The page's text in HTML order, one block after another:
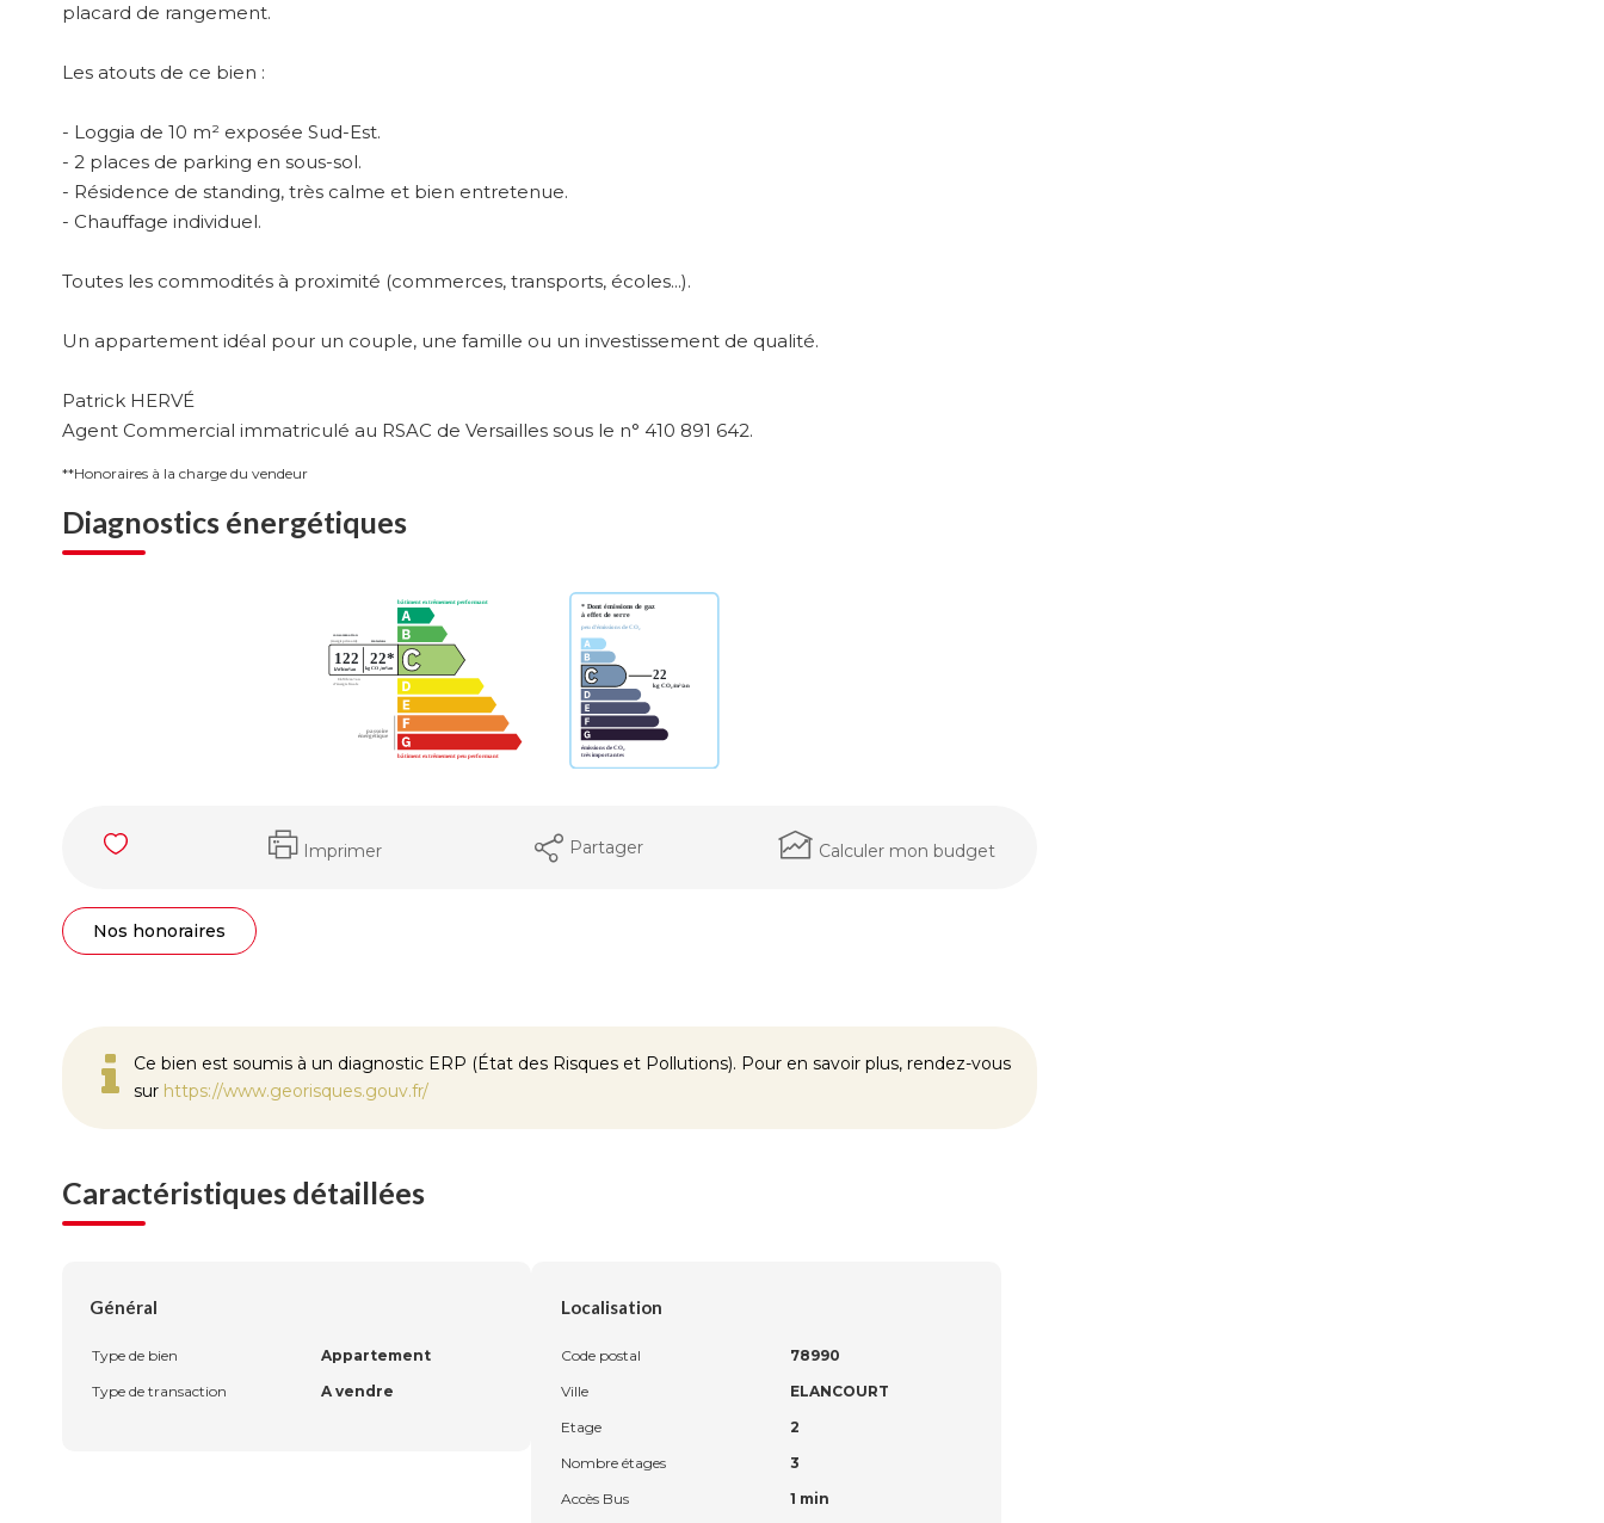
placard de rangement.
Les atouts de ce bien :
- Loggia de 10 m² exposée Sud-Est.
- 2 places de parking en sous-sol.
- Résidence de standing, très calme et bien entretenue.
- Chauffage individuel.
Toutes les commodités à proximité (commerces, transports, écoles...).
Un appartement idéal pour un couple, une famille ou un investissement de qualité.
Patrick HERVÉ
Agent Commercial immatriculé au RSAC de Versailles sous le n° 410 891 642.
**Honoraires à la charge du vendeur
Diagnostics énergétiques
Imprimer Partager Calculer mon budget
Nos honoraires
Ce bien est soumis à un diagnostic ERP (État des Risques et Pollutions). Pour en savoir plus, rendez-vous
sur https://www.georisques.gouv.fr/
Caractéristiques détaillées
Général
Type de bien
Appartement
Type de transaction
A vendre
Localisation
Code postal
78990
Ville
ELANCOURT
Etage
2
Nombre étages
3
Accès Bus
1 min